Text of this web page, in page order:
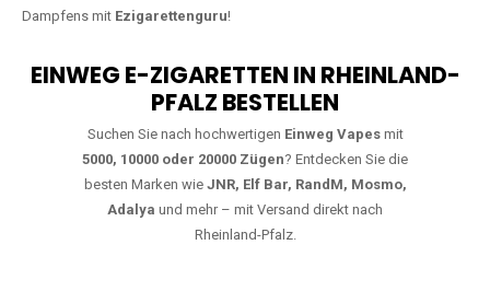
Dampfens mit Ezigarettenguru!
EINWEG E-ZIGARETTEN IN RHEINLAND-
PFALZ BESTELLEN
Suchen Sie nach hochwertigen Einweg Vapesmit
5000, 10000 oder 20000 Zügen? Entdecken Sie die
besten Marken wie JNR, Elf Bar, RandM, Mosmo,
Adalya und mehr – mit Versand direkt nach
Rheinland-Pfalz.